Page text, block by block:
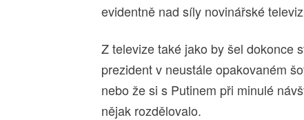
evidentně nad síly novinářské
Z televize také jako by šel dokonce
prezident v neustále opakovaném
nebo že si s Putinem při minulé
nějak rozdělovalo.